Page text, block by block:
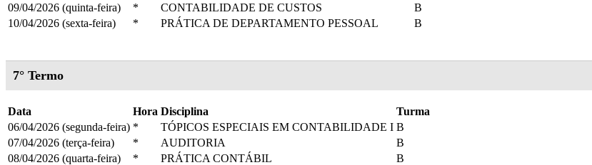
09/04/2026 (quinta-feira)
* CONTABILIDADE DE CUSTOS
B
10/04/2026 (sexta-feira)
* PRÁTICA DE DEPARTAMENTO PESSOAL B
7° Termo
Data Hora Disciplina
Turma
06/04/2026 (segunda-feira) * TÓPICOS ESPECIAIS EM CONTABILIDADE I B
07/04/2026 (terça-feira)
* AUDITORIA
B
08/04/2026 (quarta-feira)
* PRÁTICA CONTÁBIL
B